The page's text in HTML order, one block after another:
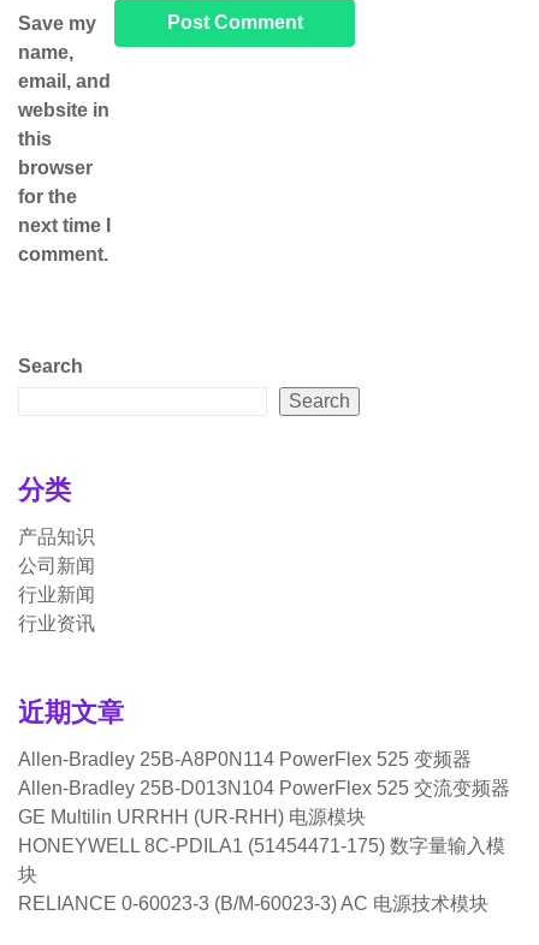
Save my
name,
email, and
website in
this
browser
for the
next time I
comment.
Search
Search
分类
产品知识
公司新闻
行业新闻
行业资讯
近期文章
Allen-Bradley 25B-A8P0N114 PowerFlex 525 变频器
Allen-Bradley 25B-D013N104 PowerFlex 525 交流变频器
GE Multilin URRHH (UR-RHH) 电源模块
HONEYWELL 8C-PDILA1 (51454471-175) 数字量输入模
块
RELIANCE 0-60023-3 (B/M-60023-3) AC 电源技术模块